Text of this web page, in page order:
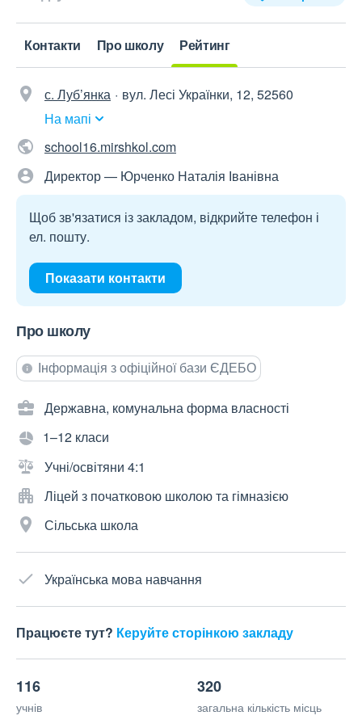
Контакти Про школу Рейтинг
с. Луб’янка
вул. Лесі Українки, 12, 52560
На мапі
school16.mirshkol.com
Директор — Юрченко Наталія Іванівна
Щоб зв'язатися із закладом, відкрийте телефон і
ел. пошту.
Показати контакти
Про школу
Інформація з офіційної бази ЄДЕБО
Державна, комунальна форма власності
1–12 класи
Учні/освітяни 4:1
Ліцей з початковою школою та гімназією
Сільська школа
Українська мова навчання
Працюєте тут? Керуйте сторінкою закладу
116
учнів
320
загальна кількість місць